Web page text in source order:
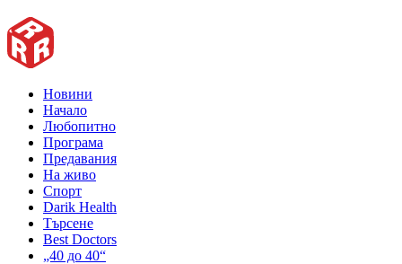
Новини
Начало
Любопитно
Програма
Предавания
На живо
Спорт
Darik Health
Търсене
Best Doctors
„40 до 40“